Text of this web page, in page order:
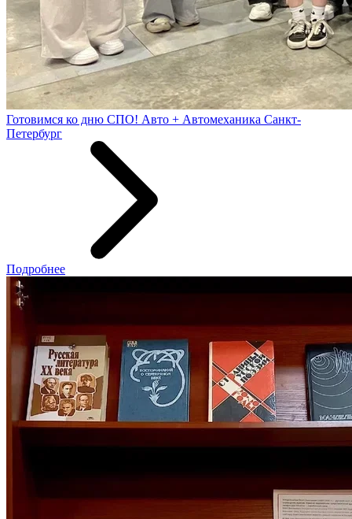
Готовимся ко дню СПО! Авто + Автомеханика Санкт-
Петербург
Подробнее